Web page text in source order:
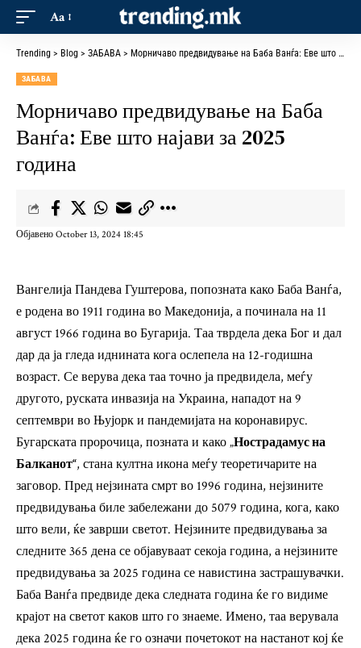
Aa
Trending > Blog > ЗАБАВА > Морничаво предвидување на Баба Ванѓа: Еве што најави за 2025 година
ЗАБАВА
Морничаво предвидување на Баба
Ванѓа: Еве што најави за 2025
година
Објавено October 13, 2024 18:45
Вангелија Пандева Гуштерова, попозната како Баба Ванѓа,
е родена во 1911 година во Македонија, а починала на 11
август 1966 година во Бугарија. Таа тврдела дека Бог и дал
дар да ја гледа иднината кога ослепела на 12-годишна
возраст. Се верува дека таа точно ја предвидела, меѓу
другото, руската инвазија на Украина, нападот на 9
септември во Њујорк и пандемијата на коронавирус.
Бугарската пророчица, позната и како „Нострадамус на
Балканот“, стана култна икона меѓу теоретичарите на
заговор. Пред нејзината смрт во 1996 година, нејзините
предвидувања биле забележани до 5079 година, кога, како
што вели, ќе заврши светот. Нејзините предвидувања за
следните 365 дена се објавуваат секоја година, а нејзините
предвидувања за 2025 година се навистина застрашувачки.
Баба Ванѓа предвиде дека следната година ќе го видиме
крајот на светот каков што го знаеме. Имено, таа верувала
дека 2025 година ќе го означи почетокот на настанот кој ќе